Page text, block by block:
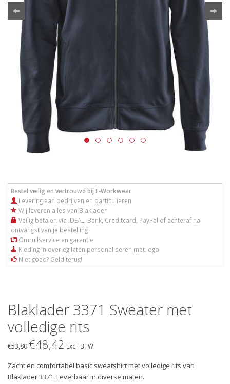
Bestel veilig en vertrouwd bij E-Workwear
Levering aan bedrijven en particulieren
Wij leveren alles van Blaklader
Veilig betalen via iDEAL, Bank, Creditcard, PayPal of achteraf na
ontvangst van je bestelling
Omruilservice en garantie
Kleding in overleg laten personaliseren met logo
Niet goed? Geld terug!
Blaklader 3371 Sweater met
volledige rits
€53,80€48,42 Excl. BTW
Zacht en comfortabel basic sweatshirt met volledige rits van
Blaklader 3371. Leverbaar in diverse maten.